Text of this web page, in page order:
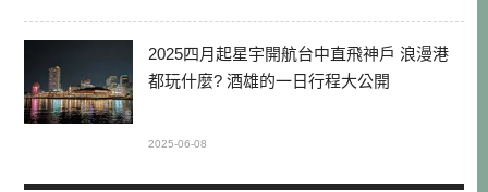
2025四月起星宇開航台中直飛神戶 浪漫港
都玩什麼? 酒雄的一日行程大公開
2025-06-08